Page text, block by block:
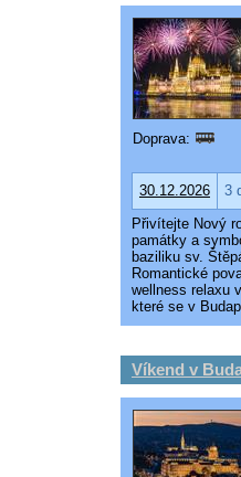
Doprava:
30.12.2026 3
Přivítejte Nový
památky a
baziliku sv.
Romantické
wellness relaxu
které se v
Víkend v